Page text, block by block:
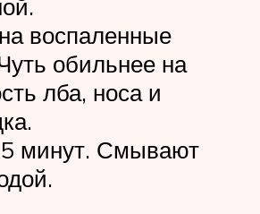
воспаленные
обильнее на
лба, носа и
минут. Смывают